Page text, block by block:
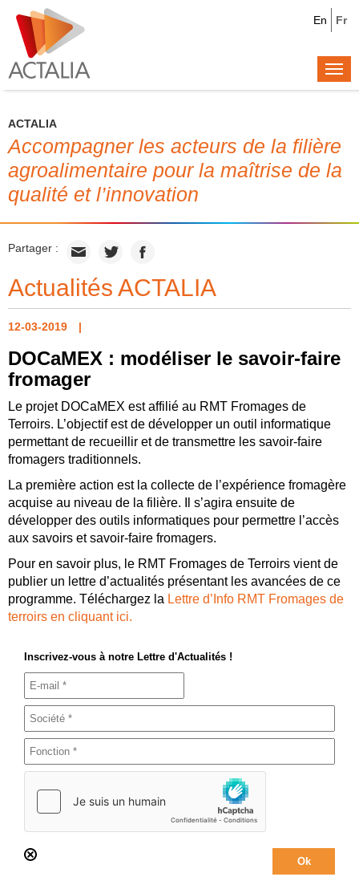
Fr
En
ACTALIA
Accompagner les acteurs de la filière
agroalimentaire pour la maîtrise de la
qualité et l’innovation
Partager :
Actualités ACTALIA
12-03-2019
DOCaMEX : modéliser le savoir-faire
fromager
Le projet DOCaMEX est affilié au RMT Fromages de
Terroirs. L’objectif est de développer un outil informatique
permettant de recueillir et de transmettre les savoir-faire
fromagers traditionnels.
La première action est la collecte de l’expérience fromagère
acquise au niveau de la filière. Il s’agira ensuite de
développer des outils informatiques pour permettre l’accès
aux savoirs et savoir-faire fromagers.
Pour en savoir plus, le RMT Fromages de Terroirs vient de
publier un lettre d’actualités présentant les avancées de ce
programme. Téléchargez la Lettre d’Info RMT Fromages de
terroirs en cliquant ici.
Inscrivez-vous à notre Lettre d'Actualités !